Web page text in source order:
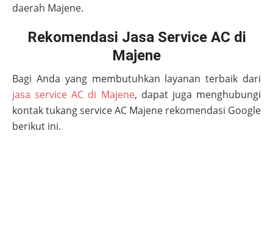
daerah Majene.
Rekomendasi Jasa Service AC di
Majene
Bagi Anda yang membutuhkan layanan terbaik dari
jasa service AC di Majene, dapat juga menghubungi
kontak tukang service AC Majene rekomendasi Google
berikut ini.